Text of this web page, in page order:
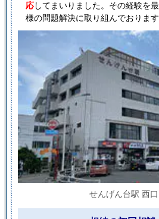
応してまいりました。その経験を
様の問題解決に取り組んでおります
せんげん台駅 西